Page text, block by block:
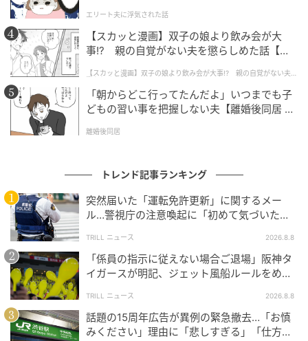
面倒さや効率がどうという問題でなく、混雑時はそうしてくだ
さいとの貼り紙がしてある
（40代男性・会社員・九州地方）
よく利用するATMの機械には、１度の作業は2回までと記載さ
れていて、だいたいの人はそれを守っているようで、私も守っ
ています。
何回までと決まっていることが増えてきており、ルールは守る
べきだと思うから。
（30代男性・会社員・東京都）
取引の件数や混雑具合によって判断している
エリート夫に浮気された話
【スカッと漫画】双子の娘より飲み会が大
事!? 親の自覚がない夫を懲らしめた話【第1
【スカッと漫画】双子の娘より飲み会が大事!? 親の自覚がない夫を
懲らしめた話
「朝からどこ行ってたんだよ」いつまでも子
どもの習い事を把握しない夫【離婚後同居 Vo
離婚後同居
トレンド記事ランキング
突然届いた「運転免許更新」に関するメー
ル…警視庁の注意喚起に「初めて気づいた」
TRILL ニュース 2026.8.8
「係員の指示に従えない場合ご退場」阪神タ
イガースが明記、ジェット風船ルールをめぐ
TRILL ニュース 2026.8.8
話題の15周年広告が異例の緊急撤去…「お慎
みください」理由に「悲しすぎる」「仕方な